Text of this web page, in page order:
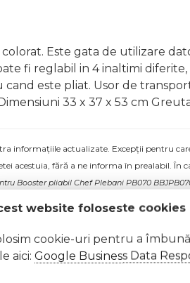
Este gata de utilizare
fi reglabil in 4 inaltimi
este pliat. Usor de
33 x 37 x 53 cm
informațiile actualizate. Excepții pentru
acestuia, fără a ne informa în prealabil.
Booster pliabil Chef Plebani PB070
website foloseste cookies
cookie-uri pentru a
aici: Google Business Data